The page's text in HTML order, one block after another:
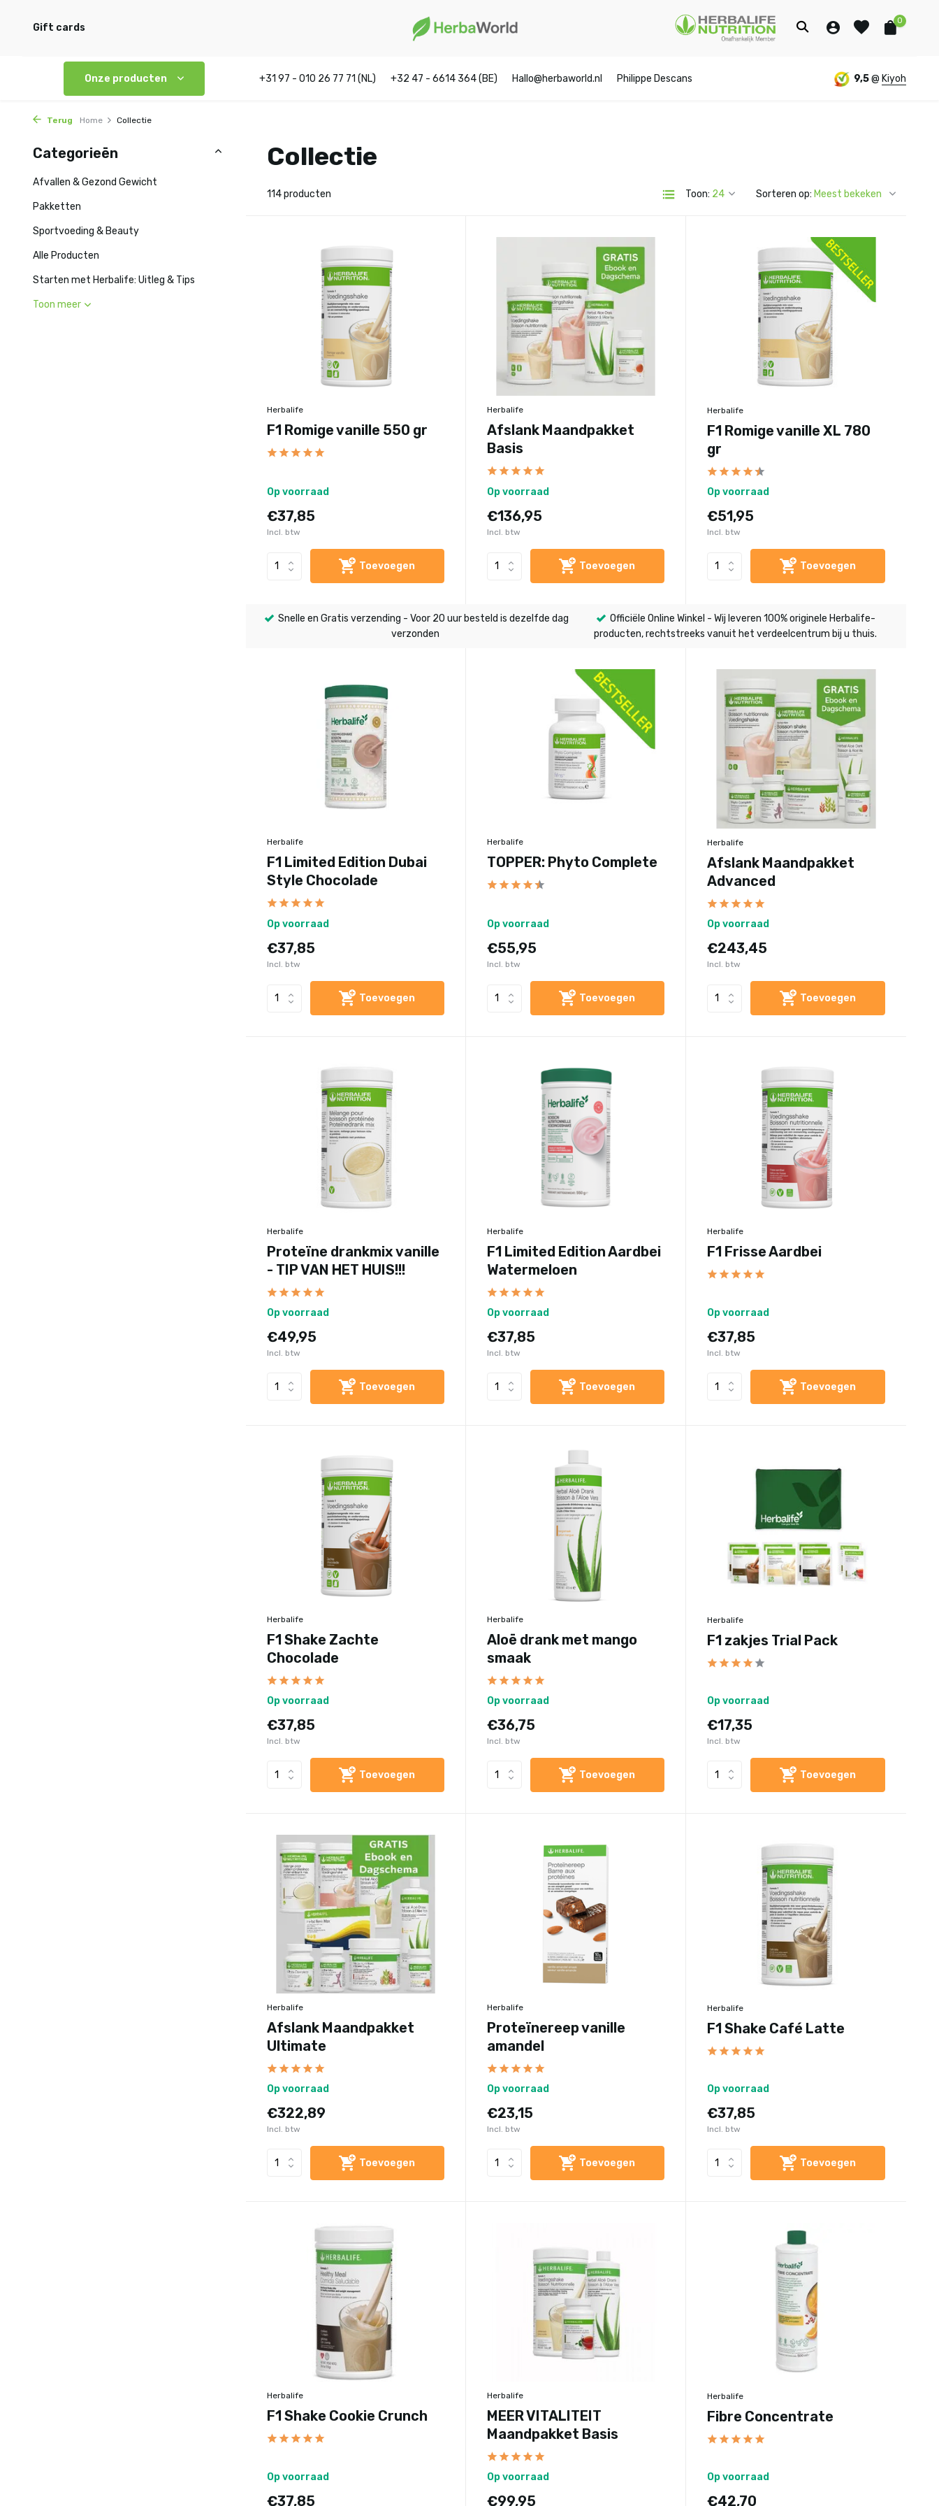
Gift cards
0
Onze producten +31 97 - 010 26 77 71 (NL) +32 47 - 6614 364 (BE) Hallo@herbaworld.nl Philippe Descans 9,5@ Kiyoh
Terug Home Collectie
Categorieën
Afvallen & Gezond Gewicht
Pakketten
Sportvoeding & Beauty
Alle Producten
Starten met Herbalife: Uitleg & Tips
Toon meer
Collectie
114 producten Toon: Sorteren op:
Herbalife
F1 Romige vanille 550 gr
Op voorraad
€37,85
Incl. btw
Toevoegen
Herbalife
Afslank Maandpakket
Basis
Op voorraad
€136,95
Incl. btw
Toevoegen
Herbalife
F1 Romige vanille XL 780
gr
Op voorraad
€51,95
Incl. btw
Toevoegen
Snelle en Gratis verzending - Voor 20 uur besteld is dezelfde dag
verzonden
Officiële Online Winkel - Wij leveren 100% originele Herbalife-
producten, rechtstreeks vanuit het verdeelcentrum bij u thuis.
Herbalife
F1 Limited Edition Dubai
Style Chocolade
Op voorraad
€37,85
Incl. btw
Toevoegen
Herbalife
TOPPER: Phyto Complete
Op voorraad
€55,95
Incl. btw
Toevoegen
Herbalife
Afslank Maandpakket
Advanced
Op voorraad
€243,45
Incl. btw
Toevoegen
Herbalife
Proteïne drankmix vanille
- TIP VAN HET HUIS!!!
Op voorraad
€49,95
Incl. btw
Toevoegen
Herbalife
F1 Limited Edition Aardbei
Watermeloen
Op voorraad
€37,85
Incl. btw
Toevoegen
Herbalife
F1 Frisse Aardbei
Op voorraad
€37,85
Incl. btw
Toevoegen
Herbalife
F1 Shake Zachte
Chocolade
Op voorraad
€37,85
Incl. btw
Toevoegen
Herbalife
Aloë drank met mango
smaak
Op voorraad
€36,75
Incl. btw
Toevoegen
Herbalife
F1 zakjes Trial Pack
Op voorraad
€17,35
Incl. btw
Toevoegen
Herbalife
Afslank Maandpakket
Ultimate
Op voorraad
€322,89
Incl. btw
Toevoegen
Herbalife
Proteïnereep vanille
amandel
Op voorraad
€23,15
Incl. btw
Toevoegen
Herbalife
F1 Shake Café Latte
Op voorraad
€37,85
Incl. btw
Toevoegen
Herbalife
F1 Shake Cookie Crunch
Op voorraad
€37,85
Herbalife
MEER VITALITEIT
Maandpakket Basis
Op voorraad
€99,95
Herbalife
Fibre Concentrate
Op voorraad
€42,70